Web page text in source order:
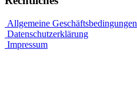
Allgemeine Geschäftsbedingungen
Datenschutzerklärung
Impressum